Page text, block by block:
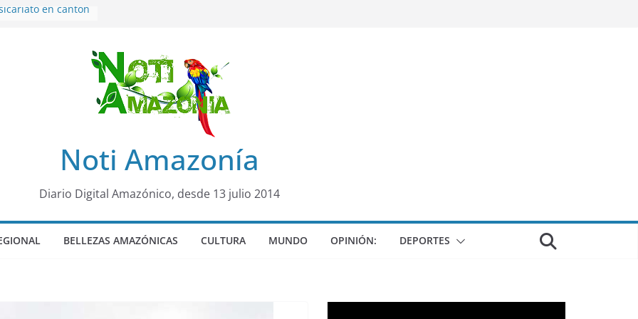
en cantón
Colo de ChileNoti Amazonía
Diario Digital Amazónico, desde 13 julio 2014
BELLEZAS AMAZÓNICAS CULTURA MUNDO OPINIÓN: DEPORTES